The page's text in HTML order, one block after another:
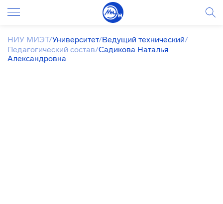
НИУ МИЭТ/Университет/Ведущий технический/
Педагогический состав/Садикова Наталья
Александровна